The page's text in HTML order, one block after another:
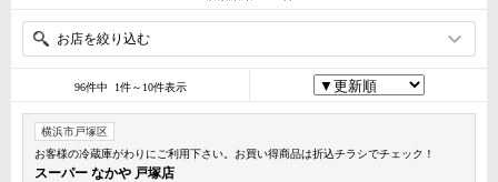
お店を絞り込む
96件中 1件～10件表示
横浜市戸塚区
お客様の冷蔵庫がわりにご利用下さい。お買い得商品は折込チラシでチェック！
スーパー なかや 戸塚店